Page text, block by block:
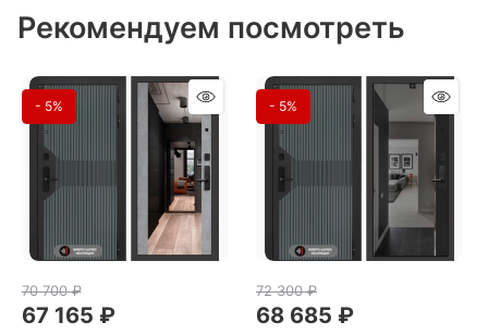
Рекомендуем посмотреть
- 5%
70 700 ₽
67 165 ₽
- 5%
72 300 ₽
68 685 ₽